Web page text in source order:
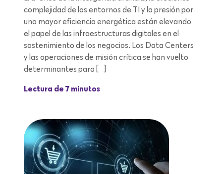
complejidad de los entornos de TI y la presión por
una mayor eficiencia energética están elevando
el papel de las infraestructuras digitales en el
sostenimiento de los negocios. Los Data Centers
y las operaciones de misión crítica se han vuelto
determinantes para […]
Lectura de 7 minutos